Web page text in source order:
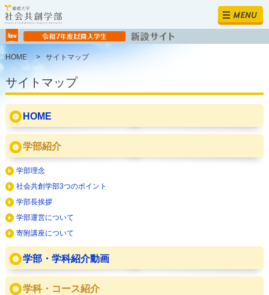
MENU
HOME > サイトマップ
サイトマップ
HOME
学部紹介
学部理念
社会共創学部3つのポイント
学部長挨拶
学部運営について
寄附講座について
学部・学科紹介動画
学科・コース紹介